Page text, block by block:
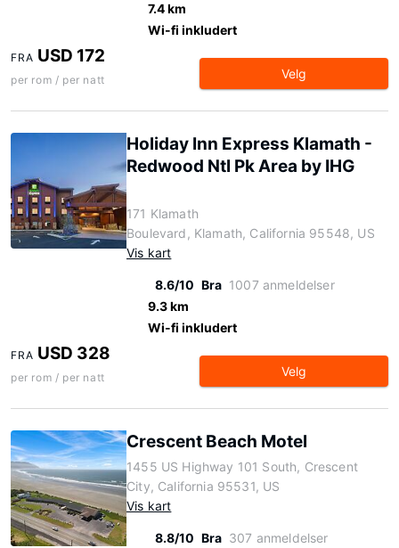
7.4 km
Wi-fi inkludert
FRA USD 172
per rom / per natt Velg
Holiday Inn Express Klamath -
Redwood Ntl Pk Area by IHG
171 Klamath
Boulevard, Klamath, California 95548, US
Vis kart
8.6/10 Bra 1007 anmeldelser
9.3 km
Wi-fi inkludert
FRA USD 328
per rom / per natt Velg
Crescent Beach Motel
1455 US Highway 101 South, Crescent
City, California 95531, US
Vis kart
8.8/10 Bra 307 anmeldelser